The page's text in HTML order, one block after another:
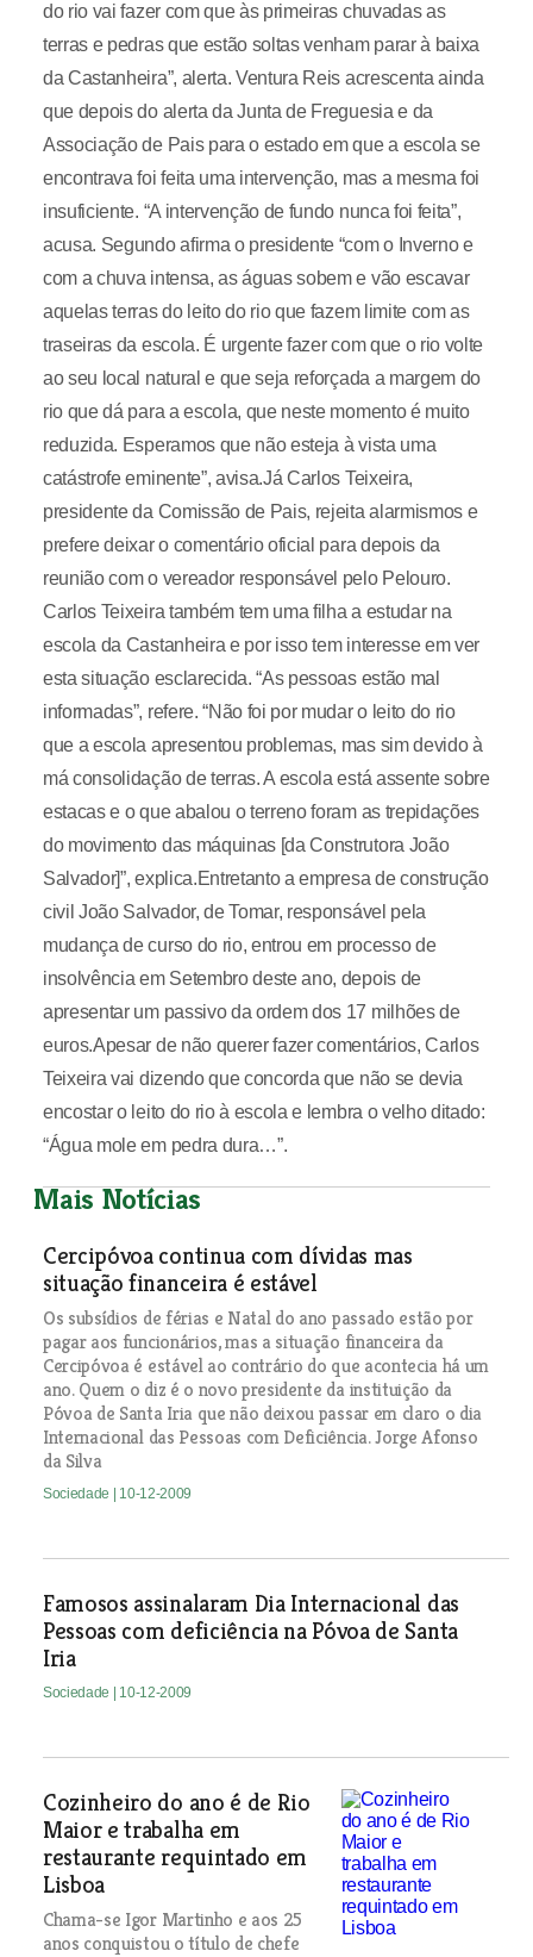
do rio vai fazer com que às primeiras chuvadas as
terras e pedras que estão soltas venham parar à baixa
da Castanheira”, alerta. Ventura Reis acrescenta ainda
que depois do alerta da Junta de Freguesia e da
Associação de Pais para o estado em que a escola se
encontrava foi feita uma intervenção, mas a mesma foi
insuficiente. “A intervenção de fundo nunca foi feita”,
acusa. Segundo afirma o presidente “com o Inverno e
com a chuva intensa, as águas sobem e vão escavar
aquelas terras do leito do rio que fazem limite com as
traseiras da escola. É urgente fazer com que o rio volte
ao seu local natural e que seja reforçada a margem do
rio que dá para a escola, que neste momento é muito
reduzida. Esperamos que não esteja à vista uma
catástrofe eminente”, avisa.Já Carlos Teixeira,
presidente da Comissão de Pais, rejeita alarmismos e
prefere deixar o comentário oficial para depois da
reunião com o vereador responsável pelo Pelouro.
Carlos Teixeira também tem uma filha a estudar na
escola da Castanheira e por isso tem interesse em ver
esta situação esclarecida. “As pessoas estão mal
informadas”, refere. “Não foi por mudar o leito do rio
que a escola apresentou problemas, mas sim devido à
má consolidação de terras. A escola está assente sobre
estacas e o que abalou o terreno foram as trepidações
do movimento das máquinas [da Construtora João
Salvador]”, explica.Entretanto a empresa de construção
civil João Salvador, de Tomar, responsável pela
mudança de curso do rio, entrou em processo de
insolvência em Setembro deste ano, depois de
apresentar um passivo da ordem dos 17 milhões de
euros.Apesar de não querer fazer comentários, Carlos
Teixeira vai dizendo que concorda que não se devia
encostar o leito do rio à escola e lembra o velho ditado:
“Água mole em pedra dura…”.
Mais Notícias
Cercipóvoa continua com dívidas mas
situação financeira é estável
Os subsídios de férias e Natal do ano passado estão por
pagar aos funcionários, mas a situação financeira da
Cercipóvoa é estável ao contrário do que acontecia há um
ano. Quem o diz é o novo presidente da instituição da
Póvoa de Santa Iria que não deixou passar em claro o dia
Internacional das Pessoas com Deficiência. Jorge Afonso
da Silva
Sociedade | 10-12-2009
Famosos assinalaram Dia Internacional das
Pessoas com deficiência na Póvoa de Santa
Iria
Sociedade | 10-12-2009
Cozinheiro do ano é de Rio
Maior e trabalha em
restaurante requintado em
Lisboa
Chama-se Igor Martinho e aos 25
anos conquistou o título de chefe